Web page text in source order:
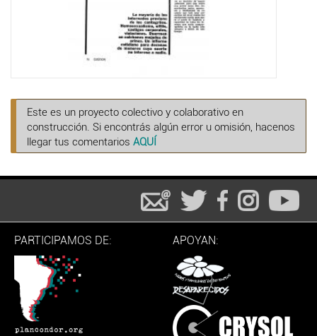
Este es un proyecto colectivo y colaborativo en
construcción. Si encontrás algún error u omisión, hacenos
llegar tus comentarios AQUÍ
PARTICIPAMOS DE: APOYAN: